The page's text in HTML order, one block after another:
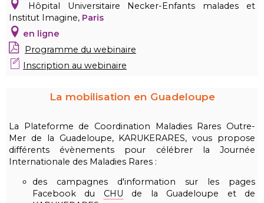
Hôpital Universitaire Necker-Enfants malades et
Institut Imagine, Paris
en ligne
Programme du webinaire
Inscription au webinaire
La mobilisation en Guadeloupe
La Plateforme de Coordination Maladies Rares Outre-
Mer de la Guadeloupe, KARUKERARES, vous propose
différents évènements pour célébrer la Journée
Internationale des Maladies Rares :
des campagnes d'information sur les pages
Facebook du CHU de la Guadeloupe et de